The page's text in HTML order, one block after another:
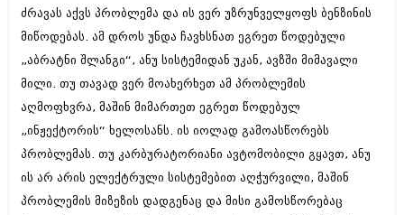
ნოემბერი 2014 (290)
სექტემბერი 2014 (394)
აგვისტო 2014 (248)
ივლისი 2014 (313)
მაისი 2014 (313)
აპრილი 2014 (290)
მარტი 2014 (413)
თებერვალი 2014 (318)
იანვარი 2014 (297)
დეკემბერი 2013 (365)
ძრავას აქვს პრობლემა და ის ვერ უზრუნველყოფს ბენზინის
მიწოდებას. ამ დროს უნდა ჩავხსნათ ეგრეთ წოდებული
„აბრატნი შლანგი“, ანუ სისტემიდან უკან, ავზში მიმავალი
მილი. თუ თავად ვერ მოახერხეთ ამ პრობლემის
აღმოფხვრა, მაშინ მიმართეთ ეგრეთ წოდებულ
„ინჟექტორის“ ხელოსანს. ის იოლად გამოასწორებს
პრობლემას. თუ კარბურატორიანი ავტომობილი გყავთ, ანუ
ის არ არის ელექტრული სისტემებით აღჭურვილი, მაშინ
პრობლემის მიზეზის დადგენაც და მისი გამოსწორებაც